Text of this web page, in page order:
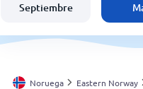
España
Argentina
Septiembre
Noruega Eastern Norway